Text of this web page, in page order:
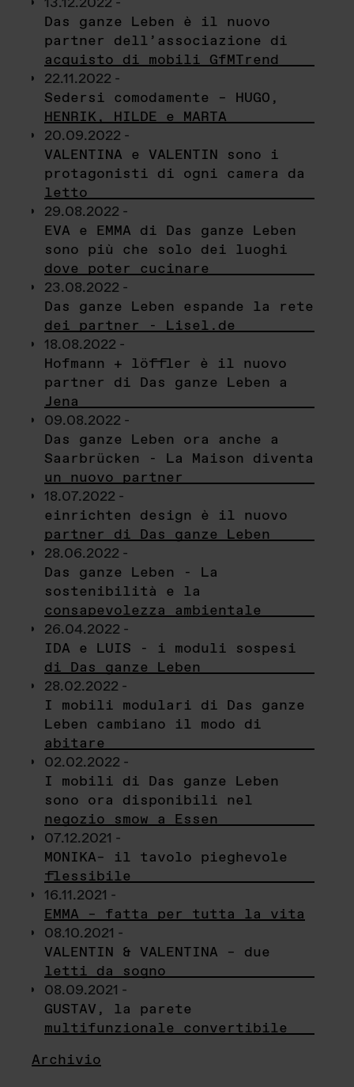
Das ganze Leben è il nuovo
partner dell’associazione di
acquisto di mobili GfMTrend
22.11.2022 -
Sedersi comodamente – HUGO,
HENRIK, HILDE e MARTA
20.09.2022 -
VALENTINA e VALENTIN sono i
protagonisti di ogni camera da
letto
29.08.2022 -
EVA e EMMA di Das ganze Leben
sono più che solo dei luoghi
dove poter cucinare
23.08.2022 -
Das ganze Leben espande la rete
dei partner - Lisel.de
18.08.2022 -
Hofmann + löffler è il nuovo
partner di Das ganze Leben a
Jena
09.08.2022 -
Das ganze Leben ora anche a
Saarbrücken - La Maison diventa
un nuovo partner
18.07.2022 -
einrichten design è il nuovo
partner di Das ganze Leben
28.06.2022 -
Das ganze Leben - La
sostenibilità e la
consapevolezza ambientale
26.04.2022 -
IDA e LUIS - i moduli sospesi
di Das ganze Leben
28.02.2022 -
I mobili modulari di Das ganze
Leben cambiano il modo di
abitare
02.02.2022 -
I mobili di Das ganze Leben
sono ora disponibili nel
negozio smow a Essen
07.12.2021 -
MONIKA– il tavolo pieghevole
flessibile
16.11.2021 -
EMMA – fatta per tutta la vita
08.10.2021 -
VALENTIN & VALENTINA – due
letti da sogno
08.09.2021 -
GUSTAV, la parete
multifunzionale convertibile
Archivio